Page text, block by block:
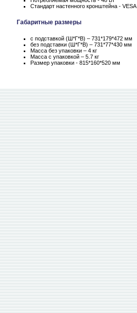
Стандарт настенного кронштейна - VESA
Габаритные размеры
с подставкой (Ш*Г*В) – 731*179*472 мм
без подставки (Ш*Г*В) – 731*77*430 мм
Масса без упаковки – 4 кг
Масса c упаковкой – 5.7 кг
Размер упаковки - 815*160*520 мм